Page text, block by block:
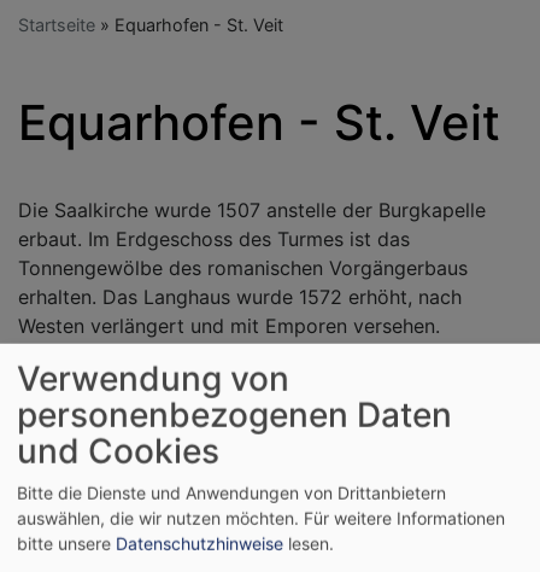
Startseite Equarhofen - St. Veit
Equarhofen - St. Veit
Die Saalkirche wurde 1507 anstelle der Burgkapelle
erbaut. Im Erdgeschoss des Turmes ist das
Tonnengewölbe des romanischen Vorgängerbaus
erhalten. Das Langhaus wurde 1572 erhöht, nach
Westen verlängert und mit Emporen versehen.
Kirche St. Kilian
Equarhofen 80
97215
Simmershofen
Hauptstraße 13
97215 Simmershofen
Verwendung von
personenbezogenen Daten
und Cookies
Bitte die Dienste und Anwendungen von Drittanbietern
auswählen, die wir nutzen möchten. Für weitere Informationen
bitte unsere Datenschutzhinweise lesen.